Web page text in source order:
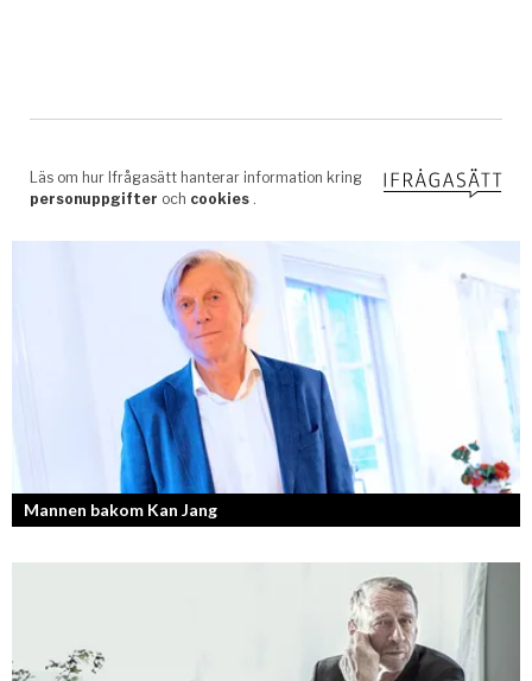
Mannen bakom Kan Jang
Georg Wikman är grundaren bakom hälsopreparaten Arctic Root, Kan